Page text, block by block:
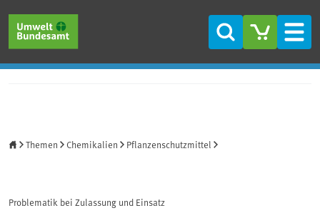
Suche
Themen Chemikalien Pflanzenschutzmittel
Problematik bei Zulassung und Einsatz